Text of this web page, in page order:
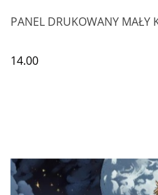
PANEL DRUKOWANY MAŁY
14.00